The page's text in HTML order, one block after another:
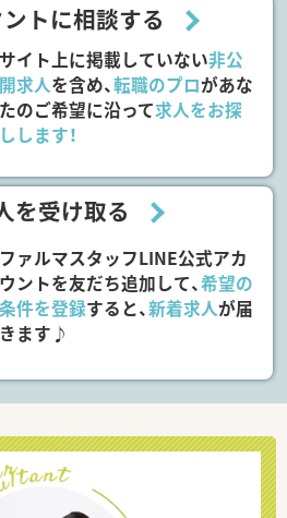
トに相談する
サイト上に掲載していない非公
開求人を含め、転職のプロがあな
たのご希望に沿って求人をお探
しします！
を受け取る
ファルマスタッフLINE公式アカ
ウントを友だち追加して、希望の
条件を登録すると、新着求人が届
きます♪